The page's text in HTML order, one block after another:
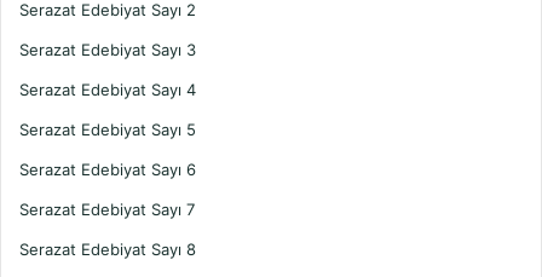
Serazat Edebiyat Sayı 2
Serazat Edebiyat Sayı 3
Serazat Edebiyat Sayı 4
Serazat Edebiyat Sayı 5
Serazat Edebiyat Sayı 6
Serazat Edebiyat Sayı 7
Serazat Edebiyat Sayı 8